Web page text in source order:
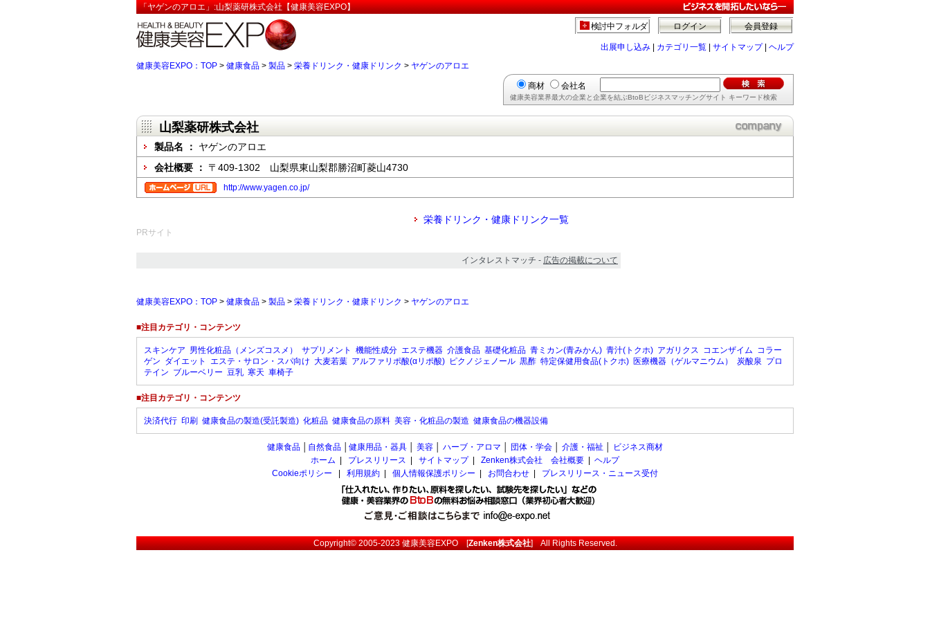
「ヤゲンのアロエ」:山梨薬研株式会社【健康美容EXPO】
会員登録
ログイン
検討中フォルダ
出展申し込み カテゴリ一覧 サイトマップ| ヘルプ
健康美容EXPO：TOP > 健康食品 > 製品 > 栄養ドリンク・健康ドリンク > ヤゲンのアロエ
商材 会社名
健康美容業界最大の企業と企業を結ぶBtoBビジネスマッチングサイト キーワード検索
山梨薬研株式会社
製品名 ： ヤゲンのアロエ
会社概要 ： 〒409-1302 山梨県東山梨郡勝沼町菱山4730
http://www.yagen.co.jp/
栄養ドリンク・健康ドリンク一覧
PRサイト
インタレストマッチ - 広告の掲載について
健康美容EXPO：TOP > 健康食品 > 製品 > 栄養ドリンク・健康ドリンク > ヤゲンのアロエ
■注目カテゴリ・コンテンツ
スキンケア 男性化粧品（メンズコスメ） サプリメント 機能性成分 エステ機器 介護食品 基礎化粧品 青ミカン(青みかん) 青汁(トクホ) アガリクス コエンザイム コラー
ゲン ダイエット エステ・サロン・スパ向け 大麦若葉 アルファリポ酸(αリポ酸) ピクノジェノール 黒酢 特定保健用食品(トクホ) 医療機器（ゲルマニウム） 炭酸泉 プロ
テイン ブルーベリー 豆乳 寒天 車椅子
■注目カテゴリ・コンテンツ
決済代行 印刷 健康食品の製造(受託製造) 化粧品 健康食品の原料 美容・化粧品の製造 健康食品の機器設備
健康食品 自然食品 健康用品・器具 美容 ハーブ・アロマ 団体・学会 介護・福祉
ビジネス商材
ホーム
プレスリリース サイトマップ| Zenken株式会社 会社概要
ヘルプ
Cookieポリシー
利用規約 個人情報保護ポリシー お問合わせ プレスリリース・ニュース受付
Copyright© 2005-2023健康美容EXPO[Zenken株式会社] All Rights Reserved.